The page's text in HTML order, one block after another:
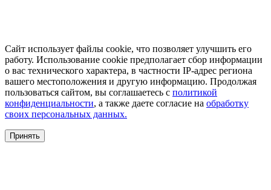
Сайт использует файлы cookie, что позволяет улучшить его
работу. Использование cookie предполагает сбор информации
о вас технического характера, в частности IP-адрес региона
вашего местоположения и другую информацию. Продолжая
пользоваться сайтом, вы соглашаетесь с политикой
конфиденциальности, а также даете согласие на обработку
своих персональных данных.
Принять